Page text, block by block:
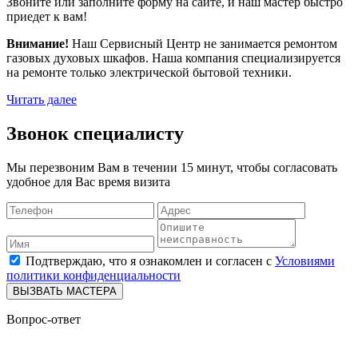
приедет к вам!
Внимание! Наш Сервисный Центр не занимается ремонтом
газовых духовых шкафов. Наша компания специализируется
на ремонте только электрической бытовой техники.
Читать далее
Звонок специалисту
Мы перезвоним Вам в течении 15 минут, чтобы согласовать
удобное для Вас время визита
Подтверждаю, что я ознакомлен и согласен с Условиями
политики конфиденциальности
ВЫЗВАТЬ МАСТЕРА
Вопрос-ответ